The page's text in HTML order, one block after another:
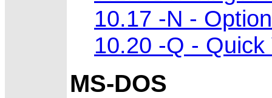
10.17 -N -
10.20 -Q -
MS-DOS